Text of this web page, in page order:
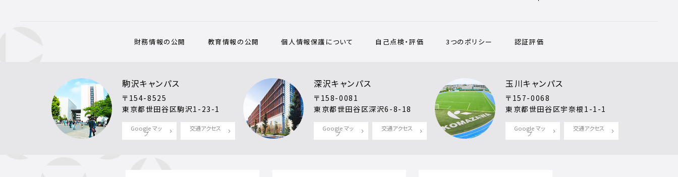
財務情報の公開 教育情報の公開 個人情報保護について 自己点検・評価 3つのポリシー 認証評価
駒沢キャンパス
〒154-8525
東京都世田谷区駒沢1-23-1
Google マッ
プ
交通アクセス
深沢キャンパス
〒158-0081
東京都世田谷区深沢6-8-18
Google マッ
プ
交通アクセス
玉川キャンパス
〒157-0068
東京都世田谷区宇奈根1-1-1
Google マッ
プ
交通アクセス